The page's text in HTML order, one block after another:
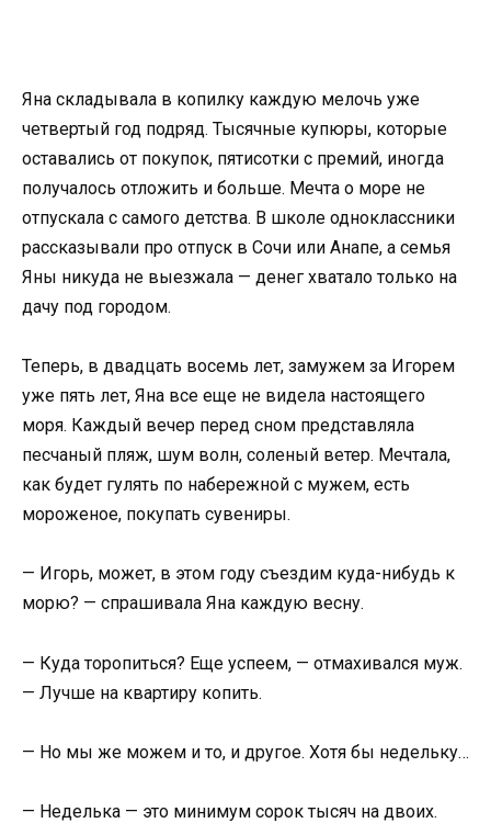
Яна складывала в копилку каждую мелочь уже
четвертый год подряд. Тысячные купюры, которые
оставались от покупок, пятисотки с премий, иногда
получалось отложить и больше. Мечта о море не
отпускала с самого детства. В школе одноклассники
рассказывали про отпуск в Сочи или Анапе, а семья
Яны никуда не выезжала — денег хватало только на
дачу под городом.
Теперь, в двадцать восемь лет, замужем за Игорем
уже пять лет, Яна все еще не видела настоящего
моря. Каждый вечер перед сном представляла
песчаный пляж, шум волн, соленый ветер. Мечтала,
как будет гулять по набережной с мужем, есть
мороженое, покупать сувениры.
— Игорь, может, в этом году съездим куда-нибудь к
морю? — спрашивала Яна каждую весну.
— Куда торопиться? Еще успеем, — отмахивался муж.
— Лучше на квартиру копить.
— Но мы же можем и то, и другое. Хотя бы недельку…
— Неделька — это минимум сорок тысяч на двоих.